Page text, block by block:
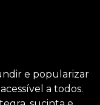
e popularizar
a todos.